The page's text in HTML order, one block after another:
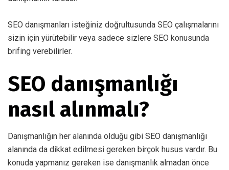
SEO danışmanları isteğiniz doğrultusunda SEO çalışmalarını
sizin için yürütebilir veya sadece sizlere SEO konusunda
brifing verebilirler.
SEO danışmanlığı
nasıl alınmalı?
Danışmanlığın her alanında olduğu gibi SEO danışmanlığı
alanında da dikkat edilmesi gereken birçok husus vardır. Bu
konuda yapmanız gereken ise danışmanlık almadan önce